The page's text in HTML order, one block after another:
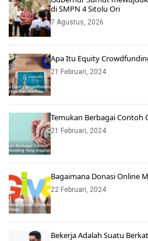
di SMPN 4 Sitolu Ori
7 Agustus, 2026
Apa Itu Equity
21 Februari, 2024
Temukan Berbagai
21 Februari, 2024
Bagaimana Donasi Online
22 Februari, 2024
Bekerja Adalah Suatu